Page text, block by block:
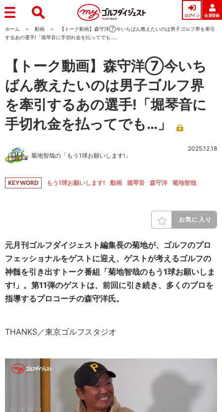
ログイン 会員登録
ホーム 動画
【トーク動画】森守洋⑦今いちばん教えたいのは男子ゴルフ界を牽引
するあの選手!「堀琴音に手切れ金を払ってでも…」
【トーク動画】森守洋⑦今いち
ばん教えたいのは男子ゴルフ界
を牽引するあの選手!「堀琴音に
手切れ金を払ってでも…」
菊地智哉の「もう1球お願いします!」
2025.12.18
KEYWORD もう1球お願いします! 動画 堀琴音 森守洋 菊地智哉
お気に入り
元月刊ゴルフダイジェスト編集長の菊地が、ゴルフのプロ
フェッショナルをゲストに迎え、ゲストが考えるゴルフの
神髄を引き出すトーク番組「菊地智哉のもう1球お願いしま
す!」。第11弾のゲストは、前回に引き続き、多くのプロを
指導するプロコーチの森守洋氏。
THANKS／東京ゴルフスタジオ